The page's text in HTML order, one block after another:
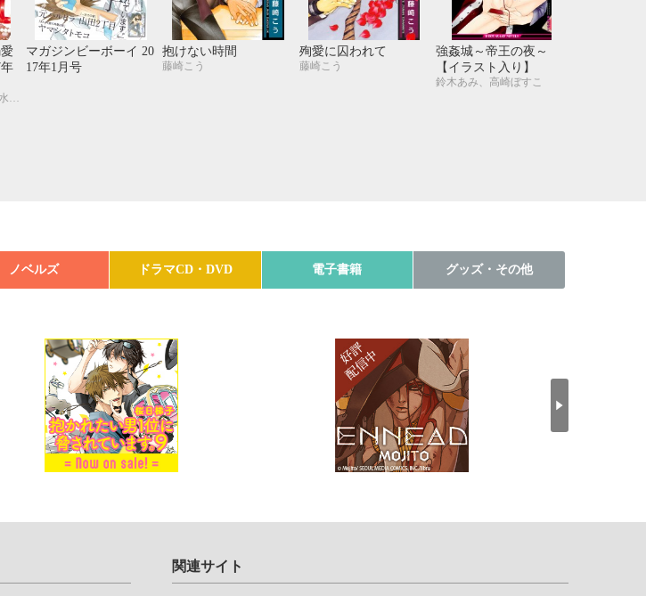
宮緒 葵、朱月とまと、水壬楓子、しおべり由生、吉田ナツ、森原八鹿、彩寧一叶、高世ナオキ、遠野春日、円陣闇丸、東野ゆき、園千代子、東野 海、林 マキ、永井三郎、福嶋ユッカ、モリフジ、黒田 屑、ゆうき
マガジンビーボーイ 20
17年1月号
抱けない時間
藤崎こう
殉愛に囚われて
藤崎こう
強姦城～帝王の夜～
【イラスト入り】
鈴木あみ、高崎ぼすこ
ノベルズ ドラマCD・DVD 電子書籍 グッズ・その他
関連サイト